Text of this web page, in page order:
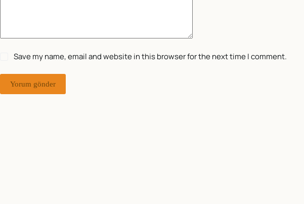
Save my name, email and website in this browser for the next time I comment.
Yorum gönder